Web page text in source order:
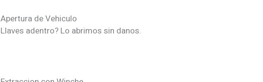
Apertura de Vehiculo
Llaves adentro? Lo abrimos sin danos.